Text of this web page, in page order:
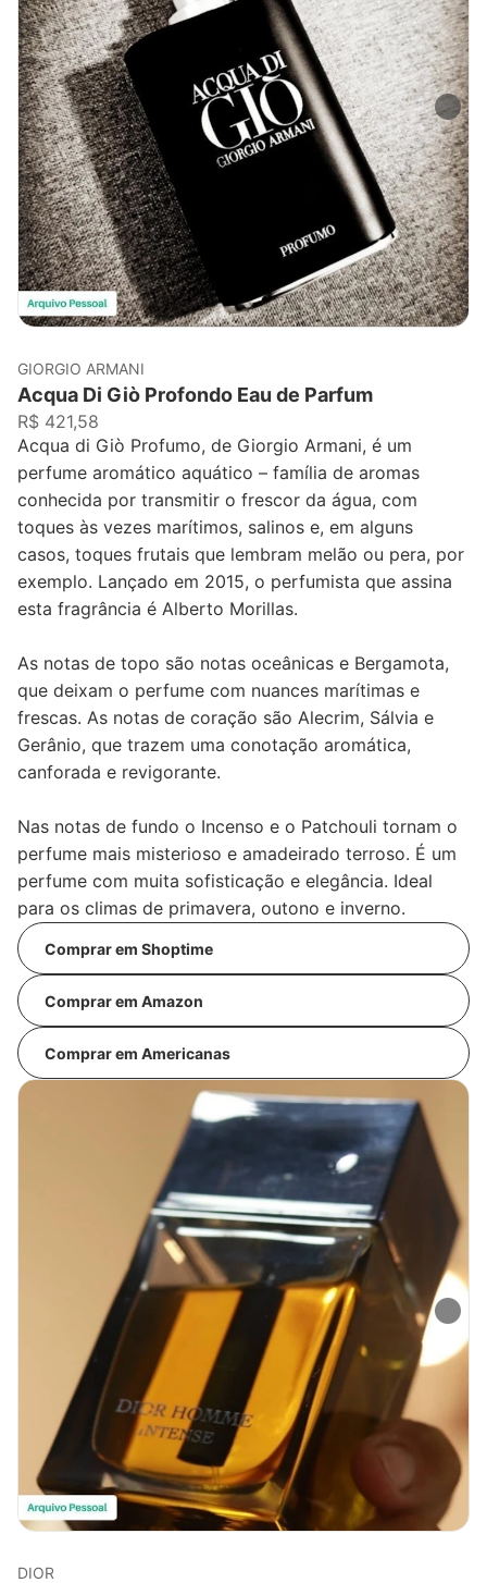
GIORGIO ARMANI
Acqua Di Giò Profondo Eau de Parfum
R$ 421,58
Acqua di Giò Profumo, de Giorgio Armani, é um
perfume aromático aquático – família de aromas
conhecida por transmitir o frescor da água, com
toques às vezes marítimos, salinos e, em alguns
casos, toques frutais que lembram melão ou pera, por
exemplo. Lançado em 2015, o perfumista que assina
esta fragrância é Alberto Morillas.
As notas de topo são notas oceânicas e Bergamota,
que deixam o perfume com nuances marítimas e
frescas. As notas de coração são Alecrim, Sálvia e
Gerânio, que trazem uma conotação aromática,
canforada e revigorante.
Nas notas de fundo o Incenso e o Patchouli tornam o
perfume mais misterioso e amadeirado terroso. É um
perfume com muita sofisticação e elegância. Ideal
para os climas de primavera, outono e inverno.
Comprar em Shoptime
Comprar em Amazon
Comprar em Americanas
DIOR